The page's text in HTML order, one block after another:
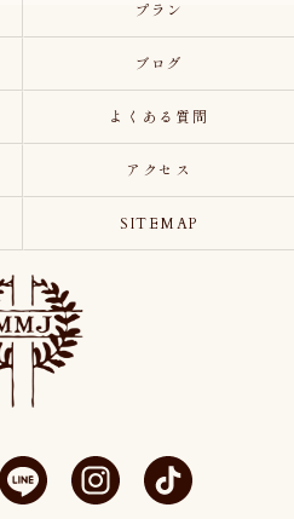
プラン
ブログ
よくある質問
アクセス
SITEMAP